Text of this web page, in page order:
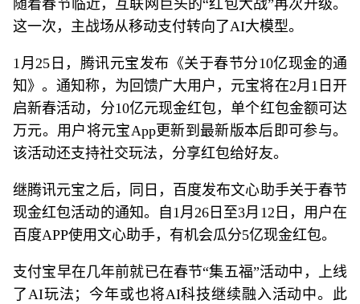
随着春节临近，互联网巨头的“红包大战”再次升级。
这一次，主战场从移动支付转向了AI大模型。
1月25日，腾讯元宝发布《关于春节分10亿现金的通
知》。通知称，为回馈广大用户，元宝将在2月1日开
启新春活动，分10亿元现金红包，单个红包金额可达
万元。用户将元宝App更新到最新版本后即可参与。
该活动还支持社交玩法，分享红包给好友。
继腾讯元宝之后，同日，百度发布文心助手关于春节
现金红包活动的通知。自1月26日至3月12日，用户在
百度APP使用文心助手，有机会瓜分5亿现金红包。
支付宝早在几年前就已在春节“集五福”活动中，上线
了AI玩法；今年或也将AI科技继续融入活动中。此